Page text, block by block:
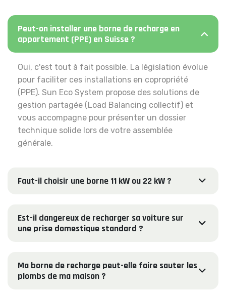
Peut-on installer une borne de recharge en
appartement (PPE) en Suisse ?
Oui, c'est tout à fait possible. La législation évolue
pour faciliter ces installations en copropriété
(PPE). Sun Eco System propose des solutions de
gestion partagée (Load Balancing collectif) et
vous accompagne pour présenter un dossier
technique solide lors de votre assemblée
générale.
Faut-il choisir une borne 11 kW ou 22 kW ?
Est-il dangereux de recharger sa voiture sur
une prise domestique standard ?
Ma borne de recharge peut-elle faire sauter les
plombs de ma maison ?